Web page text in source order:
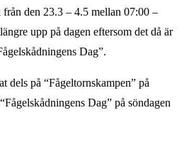
från den 23.3 – 4.5 mellan 07:00 –
upp på dagen eftersom det då är
Dag”.
dels på “Fågeltornskampen” på
Dag” på söndagen